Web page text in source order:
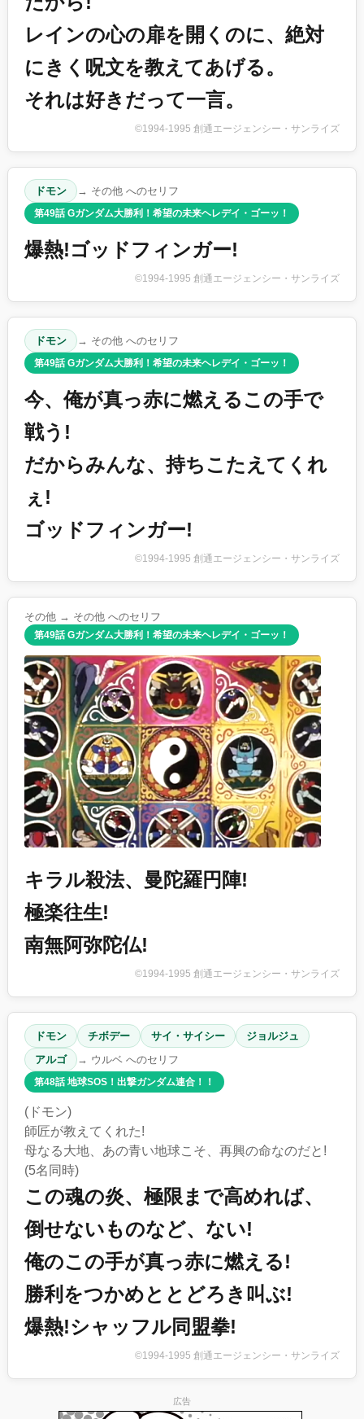
レインの心の扉を開くのに、絶対
にきく呪文を教えてあげる。
それは好きだって一言。
©1994-1995 創通エージェンシー・サンライズ
ドモン → その他 へのセリフ
第49話 Gガンダム大勝利！希望の未来ヘレデイ・ゴーッ！
爆熱!ゴッドフィンガー!
©1994-1995 創通エージェンシー・サンライズ
ドモン → その他 へのセリフ
第49話 Gガンダム大勝利！希望の未来ヘレデイ・ゴーッ！
今、俺が真っ赤に燃えるこの手で
戦う!
だからみんな、持ちこたえてくれ
ぇ!
ゴッドフィンガー!
©1994-1995 創通エージェンシー・サンライズ
その他 → その他 へのセリフ
第49話 Gガンダム大勝利！希望の未来ヘレデイ・ゴーッ！
キラル殺法、曼陀羅円陣!
極楽往生!
南無阿弥陀仏!
©1994-1995 創通エージェンシー・サンライズ
ドモン チボデー サイ・サイシー
ジョルジュ
アルゴ
→ ウルベ へのセリフ
第48話 地球SOS！出撃ガンダム連合！！
(ドモン)
師匠が教えてくれた!
母なる大地、あの青い地球こそ、再興の命なのだと!
(5名同時)
この魂の炎、極限まで高めれば、
倒せないものなど、ない!
俺のこの手が真っ赤に燃える!
勝利をつかめととどろき叫ぶ!
爆熱!シャッフル同盟拳!
©1994-1995 創通エージェンシー・サンライズ
広告